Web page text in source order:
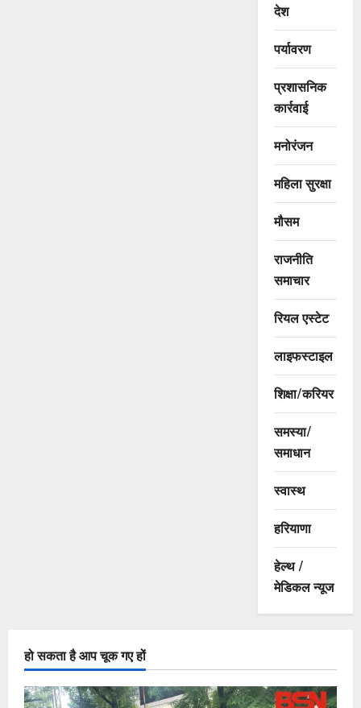
देश
पर्यावरण
प्रशासनिक
कार्रवाई
मनोरंजन
महिला सुरक्षा
मौसम
राजनीति
समाचार
रियल एस्टेट
लाइफस्टाइल
शिक्षा/करियर
समस्या/
समाधान
स्वास्थ
हरियाणा
हेल्थ /
मेडिकल न्यूज
हो सकता है आप चूक गए हों